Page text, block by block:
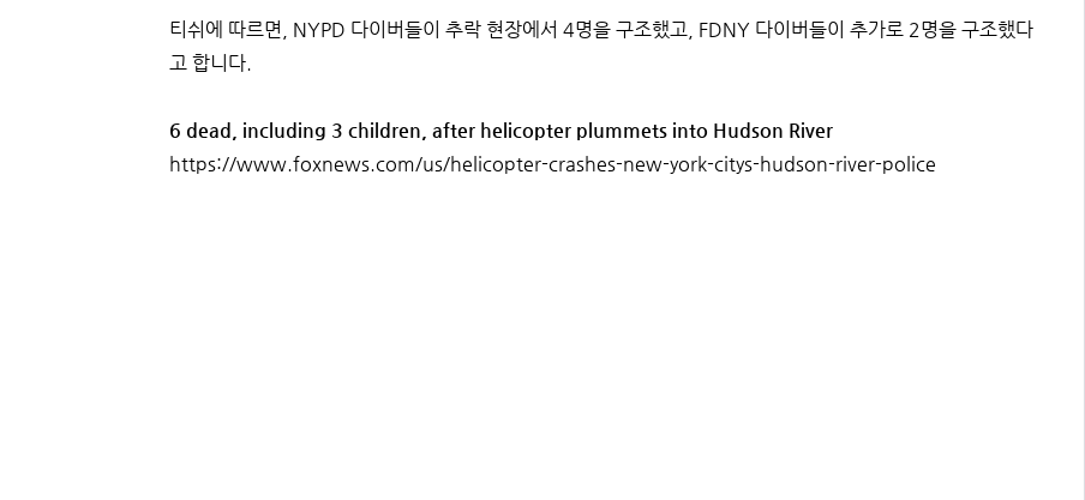
티쉬에 따르면, NYPD 다이버들이 추락 현장에서 4명을 구조했고, FDNY 다이버들이 추가로 2명을 구조했다
고 합니다.
6 dead, including 3 children, after helicopter plummets into Hudson River
https://www.foxnews.com/us/helicopter-crashes-new-york-citys-hudson-river-police